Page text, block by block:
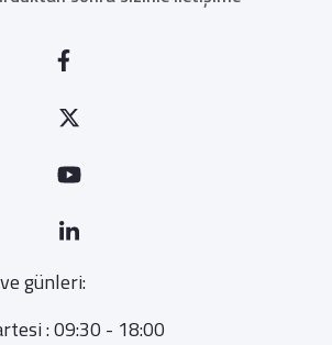
günleri:
: 09:30 - 18:00